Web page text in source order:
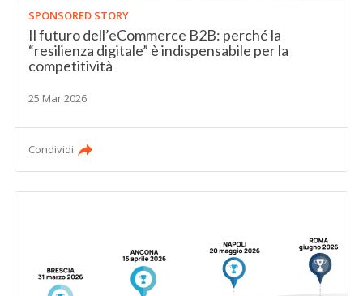
SPONSORED STORY
Il futuro dell’eCommerce B2B: perché la
“resilienza digitale” è indispensabile per la
competitività
25 Mar 2026
Condividi